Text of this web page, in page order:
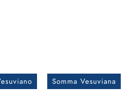
Somma Vesuviana